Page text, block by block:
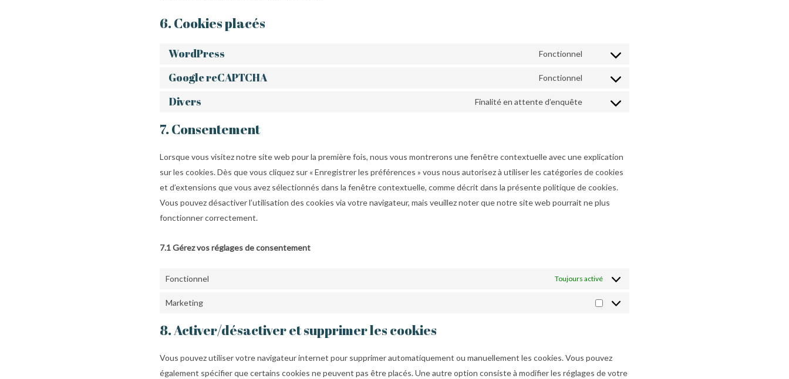
6. Cookies placés
WordPress Fonctionnel
Consent
service
Google reCAPTCHA Fonctionnel
Consent
service
Divers Finalité en attente d’enquête
Consent
7. Consentement
Lorsque vous visitez notre site web pour la première fois, nous vous montrerons une fenêtre contextuelle avec une explication
sur les cookies. Dès que vous cliquez sur « Enregistrer les préférences » vous nous autorisez à utiliser les catégories de cookies
et d’extensions que vous avez sélectionnés dans la fenêtre contextuelle, comme décrit dans la présente politique de cookies.
Vous pouvez désactiver l’utilisation des cookies via votre navigateur, mais veuillez noter que notre site web pourrait ne plus
fonctionner correctement.
7.1 Gérez vos réglages de consentement
Fonctionnel Toujours activé
Marketing
Marketing
8. Activer/désactiver et supprimer les cookies
Vous pouvez utiliser votre navigateur internet pour supprimer automatiquement ou manuellement les cookies. Vous pouvez
également spécifier que certains cookies ne peuvent pas être placés. Une autre option consiste à modifier les réglages de votre